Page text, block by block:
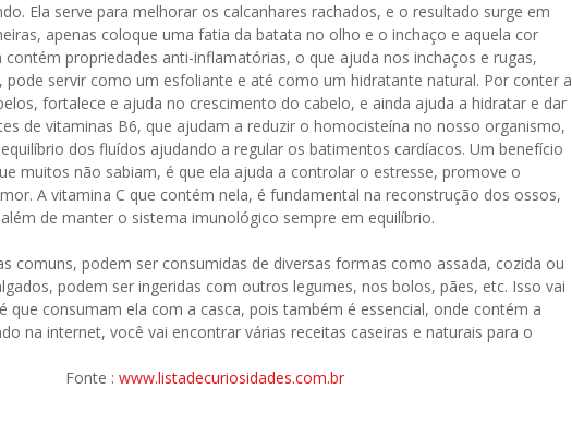
Ela serve para melhorar os calcanhares rachados, e o resultado surge em
apenas coloque uma fatia da batata no olho e o inchaço e aquela cor
propriedades anti-inflamatórias, o que ajuda nos inchaços e rugas,
servir como um esfoliante e até como um hidratante natural. Por conter a
fortalece e ajuda no crescimento do cabelo, e ainda ajuda a hidratar e dar
de vitaminas B6, que ajudam a reduzir o homocisteína no nosso organismo,
dos fluídos ajudando a regular os batimentos cardíacos. Um benefício
muitos não sabiam, é que ela ajuda a controlar o estresse, promove o
A vitamina C que contém nela, é fundamental na reconstrução dos ossos,
de manter o sistema imunológico sempre em equilíbrio.
comuns, podem ser consumidas de diversas formas como assada, cozida ou
podem ser ingeridas com outros legumes, nos bolos, pães, etc. Isso vai
consumam ela com a casca, pois também é essencial, onde contém a
na internet, você vai encontrar várias receitas caseiras e naturais para o
: www.listadecuriosidades.com.br